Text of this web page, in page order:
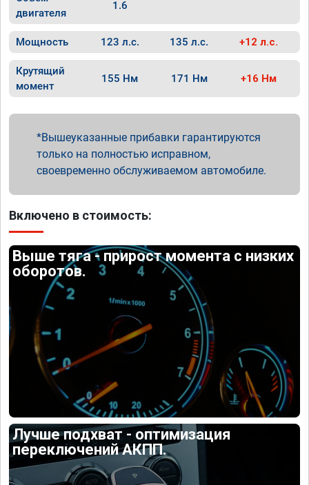
двигателя
1.6
Мощность 123 л.с. 135 л.с. +12 л.с.
Крутящий
момент
155 Нм 171 Нм +16 Нм
Вышеуказанные прибавки гарантируются
только на полностью исправном,
своевременно обслуживаемом автомобиле.
Включено в стоимость:
Выше тяга - прирост момента с низких
оборотов.
Лучше подхват - оптимизация
переключений АКПП.